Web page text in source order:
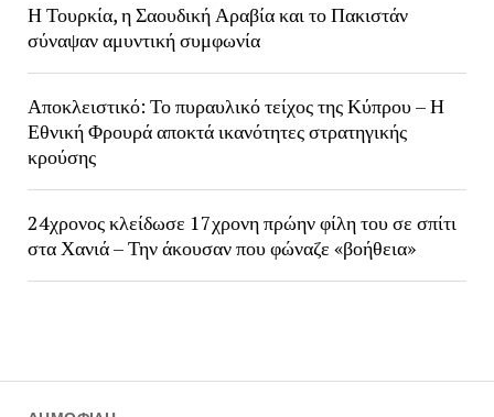
Η Τουρκία, η Σαουδική Αραβία και το Πακιστάν
σύναψαν αμυντική συμφωνία
Αποκλειστικό: Το πυραυλικό τείχος της Κύπρου – Η
Εθνική Φρουρά αποκτά ικανότητες στρατηγικής
κρούσης
24χρονος κλείδωσε 17χρονη πρώην φίλη του σε σπίτι
στα Χανιά – Την άκουσαν που φώναζε «βοήθεια»